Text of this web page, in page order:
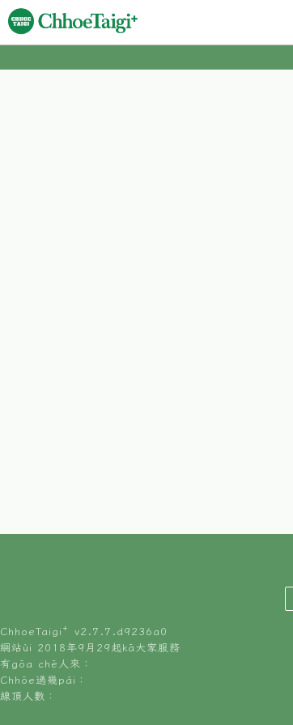
ChhoeTaigi⁺ v2.7.7.d9236a0
網站ùi 2018年9月29起kā大家服務
有gōa chē人來：
Chhōe過幾pái：
線頂人數：